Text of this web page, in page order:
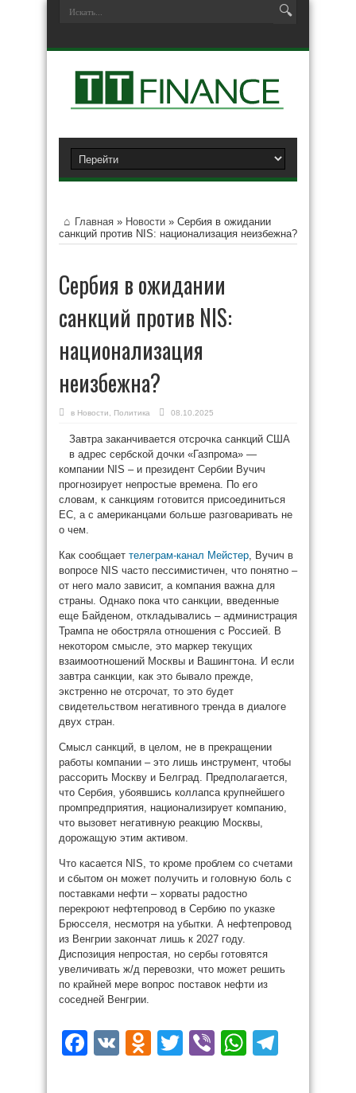
Главная » Новости » Сербия в ожидании
санкций против NIS: национализация неизбежна?
Сербия в ожидании
санкций против NIS:
национализация
неизбежна?
в Новости Политика 08.10.2025
Завтра заканчивается отсрочка санкций США
в адрес сербской дочки «Газпрома» —
компании NIS – и президент Сербии Вучич
прогнозирует непростые времена. По его
словам, к санкциям готовится присоединиться
ЕС, а с американцами больше разговаривать не
о чем.
Как сообщает телеграм-канал Мейстер, Вучич в
вопросе NIS часто пессимистичен, что понятно –
от него мало зависит, а компания важна для
страны. Однако пока что санкции, введенные
еще Байденом, откладывались – администрация
Трампа не обостряла отношения с Россией. В
некотором смысле, это маркер текущих
взаимоотношений Москвы и Вашингтона. И если
завтра санкции, как это бывало прежде,
экстренно не отсрочат, то это будет
свидетельством негативного тренда в диалоге
двух стран.
Смысл санкций, в целом, не в прекращении
работы компании – это лишь инструмент, чтобы
рассорить Москву и Белград. Предполагается,
что Сербия, убоявшись коллапса крупнейшего
промпредприятия, национализирует компанию,
что вызовет негативную реакцию Москвы,
дорожащую этим активом.
Что касается NIS, то кроме проблем со счетами
и сбытом он может получить и головную боль с
поставками нефти – хорваты радостно
перекроют нефтепровод в Сербию по указке
Брюсселя, несмотря на убытки. А нефтепровод
из Венгрии закончат лишь к 2027 году.
Диспозиция непростая, но сербы готовятся
увеличивать ж/д перевозки, что может решить
по крайней мере вопрос поставок нефти из
соседней Венгрии.
Facebook
VK Odnoklassniki
Twitter
Viber